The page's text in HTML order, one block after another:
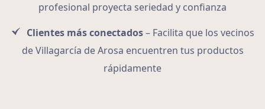
profesional proyecta seriedad y confianza
Clientes más conectados– Facilita que los vecinos
de Villagarcía de Arosa encuentren tus productos
rápidamente